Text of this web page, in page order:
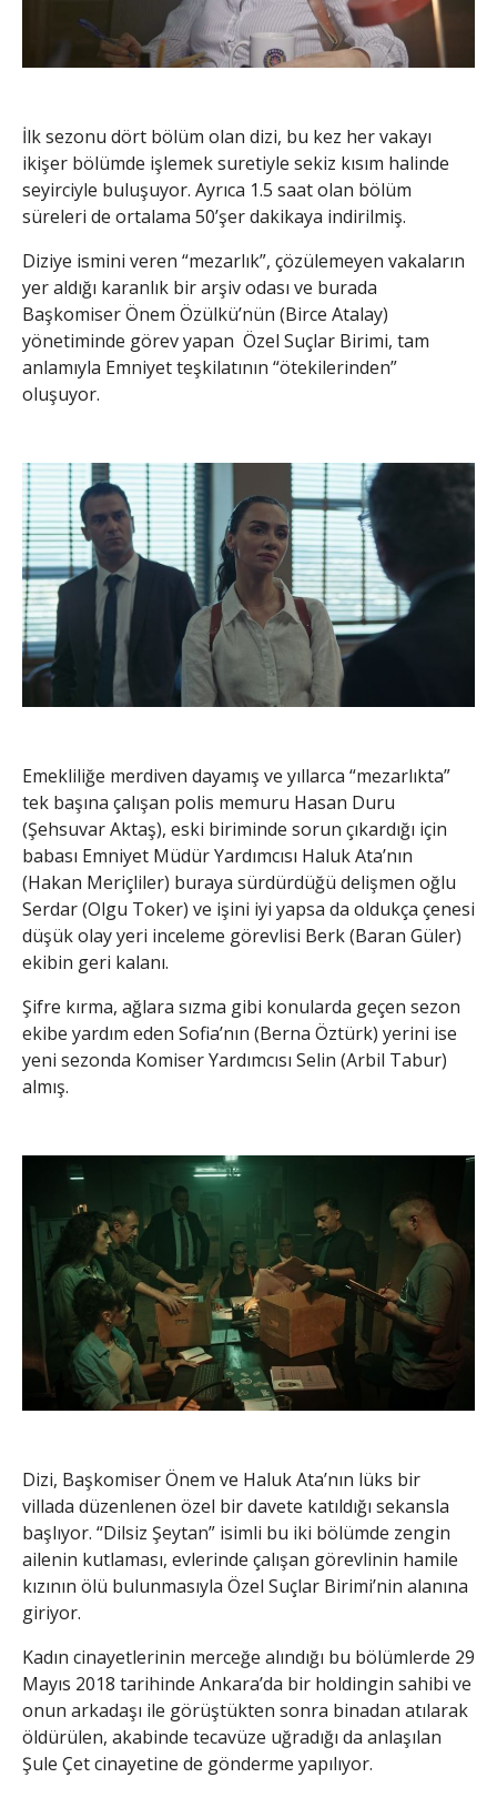
İlk sezonu dört bölüm olan dizi, bu kez her vakayı
ikişer bölümde işlemek suretiyle sekiz kısım halinde
seyirciyle buluşuyor. Ayrıca 1.5 saat olan bölüm
süreleri de ortalama 50’şer dakikaya indirilmiş.
Diziye ismini veren “mezarlık”, çözülemeyen vakaların
yer aldığı karanlık bir arşiv odası ve burada
Başkomiser Önem Özülkü’nün (Birce Atalay)
yönetiminde görev yapan Özel Suçlar Birimi, tam
anlamıyla Emniyet teşkilatının “ötekilerinden”
oluşuyor.
Emekliliğe merdiven dayamış ve yıllarca “mezarlıkta”
tek başına çalışan polis memuru Hasan Duru
(Şehsuvar Aktaş), eski biriminde sorun çıkardığı için
babası Emniyet Müdür Yardımcısı Haluk Ata’nın
(Hakan Meriçliler) buraya sürdürdüğü delişmen oğlu
Serdar (Olgu Toker) ve işini iyi yapsa da oldukça çenesi
düşük olay yeri inceleme görevlisi Berk (Baran Güler)
ekibin geri kalanı.
Şifre kırma, ağlara sızma gibi konularda geçen sezon
ekibe yardım eden Sofia’nın (Berna Öztürk) yerini ise
yeni sezonda Komiser Yardımcısı Selin (Arbil Tabur)
almış.
Dizi, Başkomiser Önem ve Haluk Ata’nın lüks bir
villada düzenlenen özel bir davete katıldığı sekansla
başlıyor. “Dilsiz Şeytan” isimli bu iki bölümde zengin
ailenin kutlaması, evlerinde çalışan görevlinin hamile
kızının ölü bulunmasıyla Özel Suçlar Birimi’nin alanına
giriyor.
Kadın cinayetlerinin merceğe alındığı bu bölümlerde 29
Mayıs 2018 tarihinde Ankara’da bir holdingin sahibi ve
onun arkadaşı ile görüştükten sonra binadan atılarak
öldürülen, akabinde tecavüze uğradığı da anlaşılan
Şule Çet cinayetine de gönderme yapılıyor.